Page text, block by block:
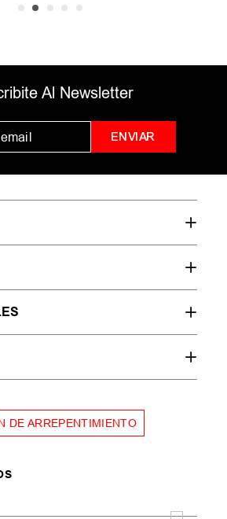
Al Newsletter
ENVIAR
DE ARREPENTIMIENTO